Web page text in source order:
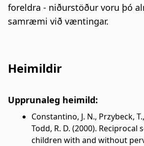
foreldra - niðurstöður voru þó
samræmi við væntingar.
Heimildir
Upprunaleg heimild:
Constantino, J. N., Przybeck,
Todd, R. D. (2000). Reciprocal
children with and without